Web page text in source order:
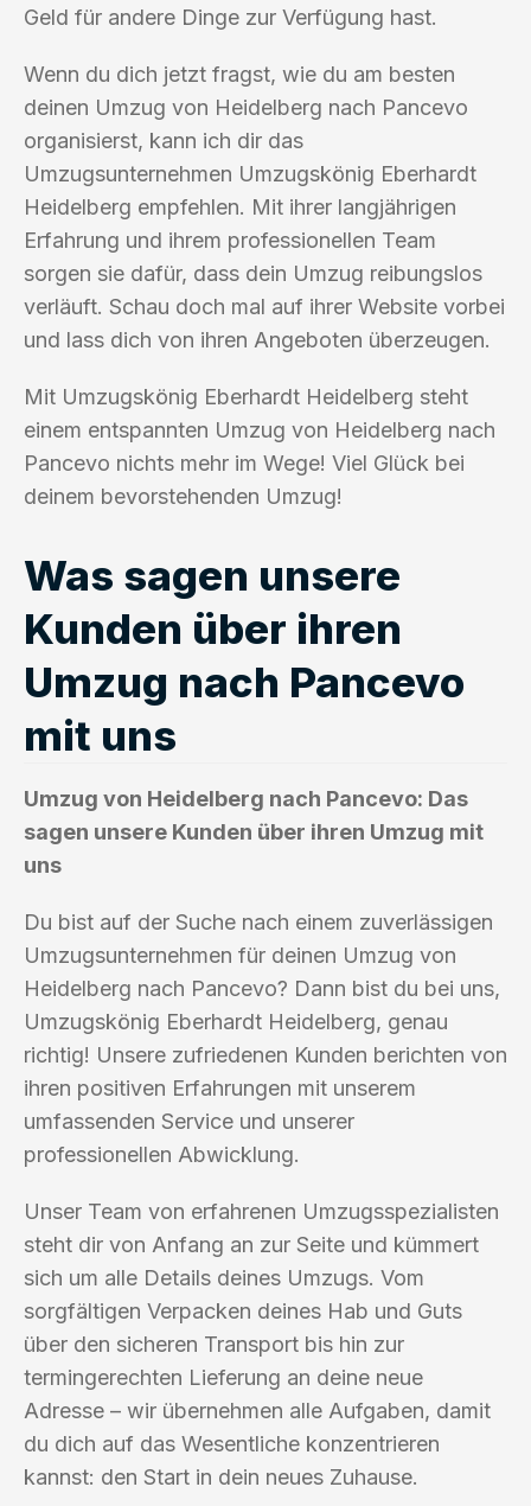
Geld für andere Dinge zur Verfügung hast.
Wenn du dich jetzt fragst, wie du am besten
deinen Umzug von Heidelberg nach Pancevo
organisierst, kann ich dir das
Umzugsunternehmen Umzugskönig Eberhardt
Heidelberg empfehlen. Mit ihrer langjährigen
Erfahrung und ihrem professionellen Team
sorgen sie dafür, dass dein Umzug reibungslos
verläuft. Schau doch mal auf ihrer Website vorbei
und lass dich von ihren Angeboten überzeugen.
Mit Umzugskönig Eberhardt Heidelberg steht
einem entspannten Umzug von Heidelberg nach
Pancevo nichts mehr im Wege! Viel Glück bei
deinem bevorstehenden Umzug!
Was sagen unsere
Kunden über ihren
Umzug nach Pancevo
mit uns
Umzug von Heidelberg nach Pancevo: Das
sagen unsere Kunden über ihren Umzug mit
uns
Du bist auf der Suche nach einem zuverlässigen
Umzugsunternehmen für deinen Umzug von
Heidelberg nach Pancevo? Dann bist du bei uns,
Umzugskönig Eberhardt Heidelberg, genau
richtig! Unsere zufriedenen Kunden berichten von
ihren positiven Erfahrungen mit unserem
umfassenden Service und unserer
professionellen Abwicklung.
Unser Team von erfahrenen Umzugsspezialisten
steht dir von Anfang an zur Seite und kümmert
sich um alle Details deines Umzugs. Vom
sorgfältigen Verpacken deines Hab und Guts
über den sicheren Transport bis hin zur
termingerechten Lieferung an deine neue
Adresse – wir übernehmen alle Aufgaben, damit
du dich auf das Wesentliche konzentrieren
kannst: den Start in dein neues Zuhause.